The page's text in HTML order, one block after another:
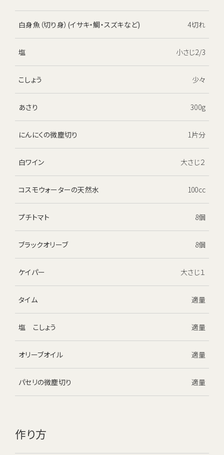
受付時間：9:00~18:00（土日祝日も受付）
白身魚（切り身）(イサキ・鯛・スズキなど) 4切れ
塩 小さじ2/3
こしょう 少々
あさり 300g
にんにくの微塵切り 1片分
白ワイン 大さじ２
コスモウォーターの天然水 100cc
プチトマト 8個
ブラックオリーブ 8個
ケイパー 大さじ１
タイム 適量
塩 こしょう 適量
オリーブオイル 適量
パセリの微塵切り 適量
作り方